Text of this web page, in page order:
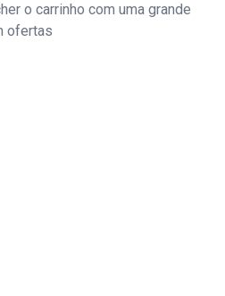
o carrinho com uma grande
ofertas